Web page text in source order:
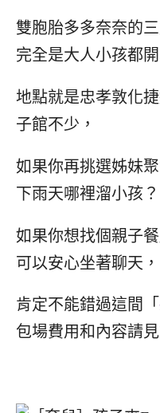
雙胞胎多多奈奈的
完全是大人小孩都開
地點就是忠孝敦化
子館不少，
如果你再挑選姊妹
下雨天哪裡溜小孩？
如果你想找個親子
可以安心坐著聊天，
肯定不能錯過這間「
包場費用和內容請見